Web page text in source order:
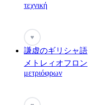
τεχνική
♥
謙虚のギリシャ語
メトレィオフロン
μετριόφρων